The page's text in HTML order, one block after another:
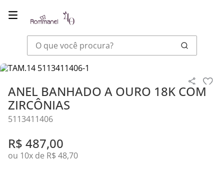
O que você procura?
Joias Anéis ANEL BANHADO A OURO 18K COM ZIRCÔNIAS
ANEL BANHADO A OURO 18K COM
ZIRCÔNIAS
5113411406
R$ 487,00
ou 10x de R$ 48,70